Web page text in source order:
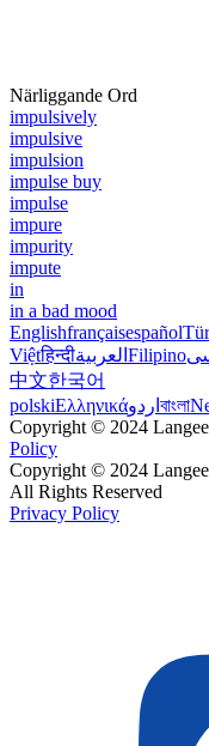
Närliggande Ord
impulsively
impulsive
impulsion
impulse buy
impulse
impure
impurity
impute
in
in a bad mood
Englishfrançaisespañol
Việtहिन्दीالعربية Filipino
中文한국어
polskiΕλληνικάاردو বাংলা
Copyright © 2024
Policy
Copyright © 2024
All Rights Reserved
Privacy Policy